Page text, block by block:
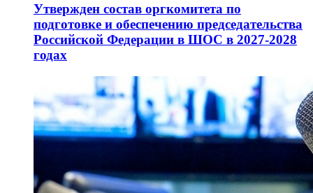
Утвержден состав оргкомитета по
подготовке и обеспечению председательства
Российской Федерации в ШОС в 2027-2028
годах